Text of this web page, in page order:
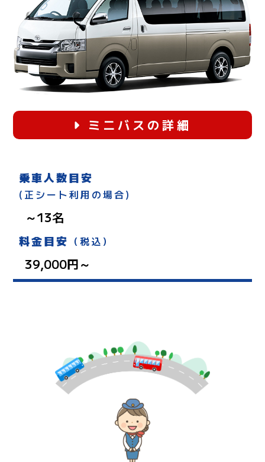
ミニバスの詳細
乗車人数目安
(正シート利用の場合)
～13名
料金目安 （税込）
39,000円～